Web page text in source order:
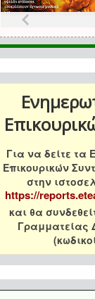
Για να δείτε τα
Επικουρικών
στην
https://
και θα
Γραμματείας